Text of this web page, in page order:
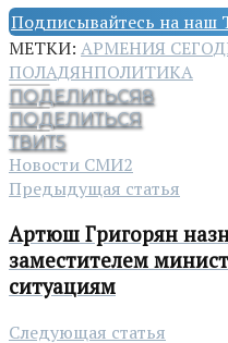
Подписывайтесь на наш
МЕТКИ: АРМЕНИЯ
ПОЛАДЯНПОЛИТИКА
ПОДЕЛИТЬСЯ8
ПОДЕЛИТЬСЯ
ТВИТ5
Новости СМИ2
Предыдущая статья
Артюш Григорян
заместителем
ситуациям
Следующая статья